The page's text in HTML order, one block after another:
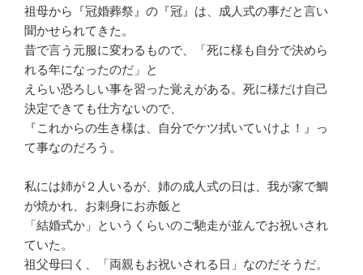
祖母から『冠婚葬祭』の『冠』は、成人式の事だと言い
聞かせられてきた。
昔で言う元服に変わるもので、「死に様も自分で決めら
れる年になったのだ」と
えらい恐ろしい事を習った覚えがある。死に様だけ自己
決定できても仕方ないので、
『これからの生き様は、自分でケツ拭いていけよ！』っ
て事なのだろう。
私には姉が２人いるが、姉の成人式の日は、我が家で鯛
が焼かれ、お刺身にお赤飯と
「結婚式か」というくらいのご馳走が並んでお祝いされ
ていた。
祖父母曰く、「両親もお祝いされる日」なのだそうだ。